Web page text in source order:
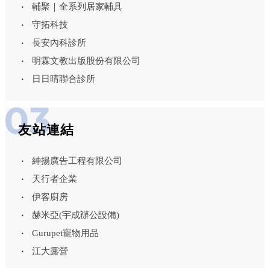
輔聚｜全系列居家輔具
守拓科技
長安內科診所
明霖文教出版股份有限公司
日日晴聯合診所
友站連結
紳揚廣告工程有限公司
天行者企業
伊客廚房
赫米亞(宇成辦公設備)
Gurupet寵物用品
江大露營